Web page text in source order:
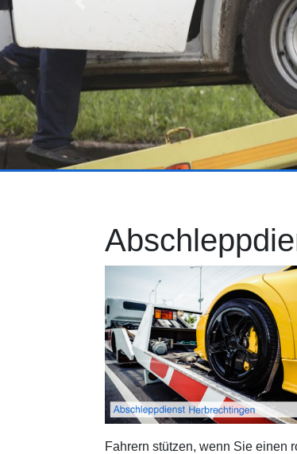
Zurück
Fahrern stützen, wenn Sie einen